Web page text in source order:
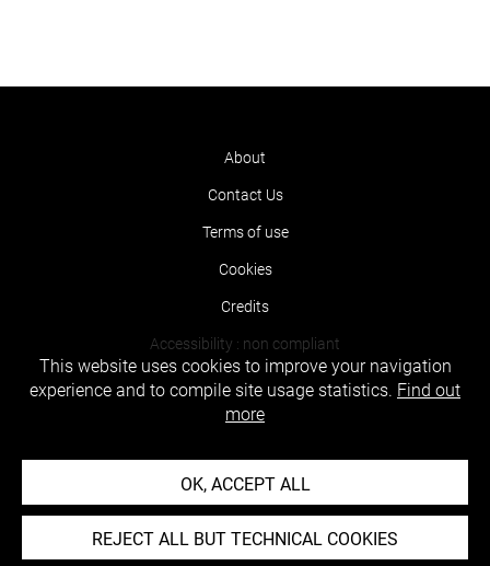
About
Contact Us
Terms of use
Cookies
Credits
Accessibility : non compliant
This website uses cookies to improve your navigation
experience and to compile site usage statistics. Find out
more
OK, ACCEPT ALL
REJECT ALL BUT TECHNICAL COOKIES